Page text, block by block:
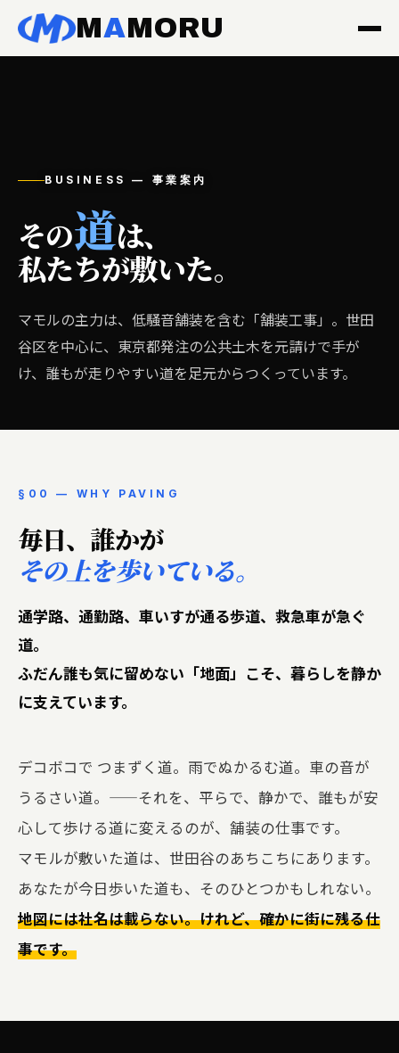
MAMORU
BUSINESS — 事業案内
その道は、
私たちが敷いた。
マモルの主力は、低騒音舗装を含む「舗装工事」。世田
谷区を中心に、東京都発注の公共土木を元請けで手が
け、誰もが走りやすい道を足元からつくっています。
§00 — WHY PAVING
毎日、誰かが
その上を歩いている。
通学路、通勤路、車いすが通る歩道、救急車が急ぐ
道。
ふだん誰も気に留めない「地面」こそ、暮らしを静か
に支えています。
デコボコで つまずく道。雨でぬかるむ道。車の音が
うるさい道。——それを、平らで、静かで、誰もが安
心して歩ける道に変えるのが、舗装の仕事です。
マモルが敷いた道は、世田谷のあちこちにあります。
あなたが今日歩いた道も、そのひとつかもしれない。
地図には社名は載らない。けれど、確かに街に残る仕
事です。